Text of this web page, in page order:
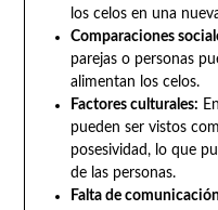
los celos en una
Comparaciones
parejas o personas
alimentan los celos.
Factores culturales:
pueden ser vistos
posesividad, lo que
de las personas.
Falta de